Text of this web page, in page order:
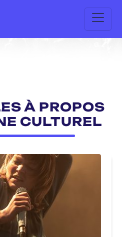
À PROPOS
CULTUREL